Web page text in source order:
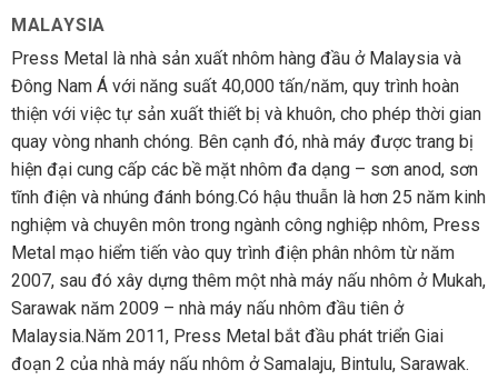
MALAYSIA
Press Metal là nhà sản xuất nhôm hàng đầu ở Malaysia và
Đông Nam Á với năng suất 40,000 tấn/năm, quy trình hoàn
thiện với việc tự sản xuất thiết bị và khuôn, cho phép thời gian
quay vòng nhanh chóng. Bên cạnh đó, nhà máy được trang bị
hiện đại cung cấp các bề mặt nhôm đa dạng – sơn anod, sơn
tĩnh điện và nhúng đánh bóng.Có hậu thuẫn là hơn 25 năm kinh
nghiệm và chuyên môn trong ngành công nghiệp nhôm, Press
Metal mạo hiểm tiến vào quy trình điện phân nhôm từ năm
2007, sau đó xây dựng thêm một nhà máy nấu nhôm ở Mukah,
Sarawak năm 2009 – nhà máy nấu nhôm đầu tiên ở
Malaysia.Năm 2011, Press Metal bắt đầu phát triển Giai
đoạn 2 của nhà máy nấu nhôm ở Samalaju, Bintulu, Sarawak.